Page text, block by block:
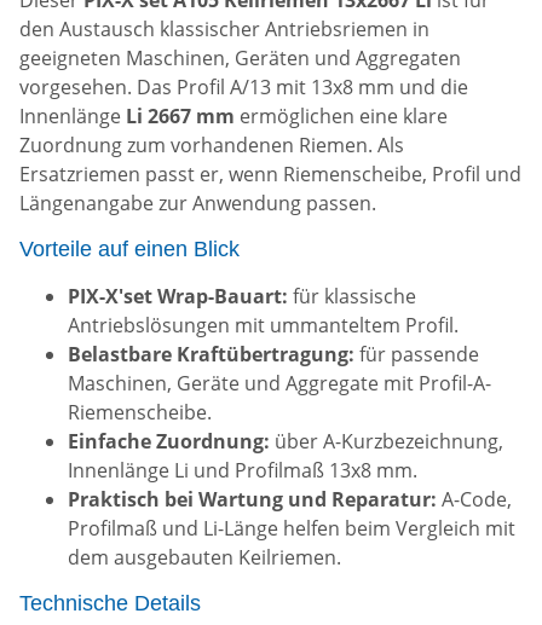
den Austausch klassischer Antriebsriemen in
geeigneten Maschinen, Geräten und Aggregaten
vorgesehen. Das Profil A/13 mit 13x8 mm und die
Innenlänge Li 2667 mm ermöglichen eine klare
Zuordnung zum vorhandenen Riemen. Als
Ersatzriemen passt er, wenn Riemenscheibe, Profil und
Längenangabe zur Anwendung passen.
Vorteile auf einen Blick
PIX-X'set Wrap-Bauart: für klassische
Antriebslösungen mit ummanteltem Profil.
Belastbare Kraftübertragung: für passende
Maschinen, Geräte und Aggregate mit Profil-A-
Riemenscheibe.
Einfache Zuordnung: über A-Kurzbezeichnung,
Innenlänge Li und Profilmaß 13x8 mm.
Praktisch bei Wartung und Reparatur: A-Code,
Profilmaß und Li-Länge helfen beim Vergleich mit
dem ausgebauten Keilriemen.
Technische Details